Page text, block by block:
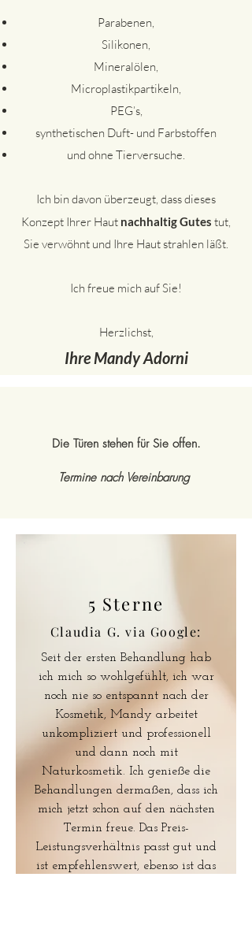
Parabenen,
Silikonen,
Mineralölen,
Microplastikpartikeln,
PEG’s,
synthetischen Duft- und Farbstoffen
und ohne Tierversuche.
Ich bin davon überzeugt, dass dieses
Konzept Ihrer Haut nachhaltig Gutes tut,
Sie verwöhnt und Ihre Haut strahlen läßt.
Ich freue mich auf Sie!
Herzlichst,
Ihre Mandy Adorni
Die Türen stehen für Sie offen.
Termine nach Vereinbarung
5 Sterne
Claudia G. via Google:
Seit der ersten Behandlung hab
ich mich so wohlgefühlt, ich war
noch nie so entspannt nach der
Kosmetik, Mandy arbeitet
unkompliziert und professionell
und dann noch mit
Naturkosmetik. Ich genieße die
Behandlungen dermaßen, dass ich
mich jetzt schon auf den nächsten
Termin freue. Das Preis-
Leistungsverhältnis passt gut und
ist empfehlenswert, ebenso ist das